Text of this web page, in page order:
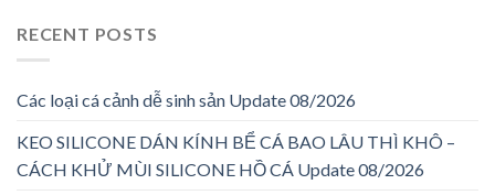
RECENT POSTS
Các loại cá cảnh dễ sinh sản Update 08/2026
KEO SILICONE DÁN KÍNH BỂ CÁ BAO LÂU THÌ KHÔ –
CÁCH KHỬ MÙI SILICONE HỒ CÁ Update 08/2026